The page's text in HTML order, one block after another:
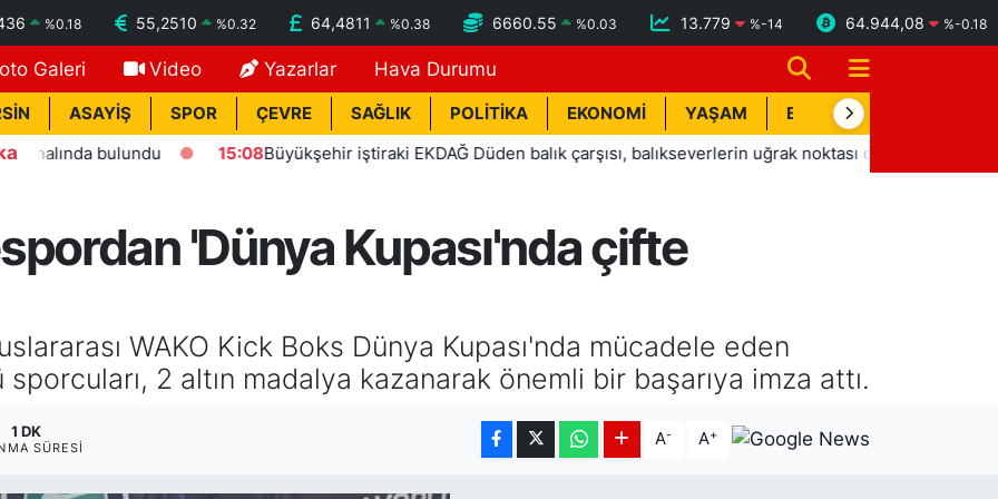
%0.18 55,2510 %0.32 64,4811 %0.38 6660.55 %0.03 13.779 %-14 64.944,08 %-0.18
Galeri Video Yazarlar Hava Durumu
ASAYİŞ SPOR ÇEVRE SAĞLIK POLİTİKA EKONOMİ YAŞAM BİK İLAN
bulundu 15:08 Büyükşehir iştiraki EKDAĞ Düden balık çarşısı, balıkseverlerin uğrak noktası oldu
'Dünya Kupası'nda çifte
WAKO Kick Boks Dünya Kupası'nda mücadele eden
2 altın madalya kazanarak önemli bir başarıya imza attı.
1 DK
SÜRESI A- A+